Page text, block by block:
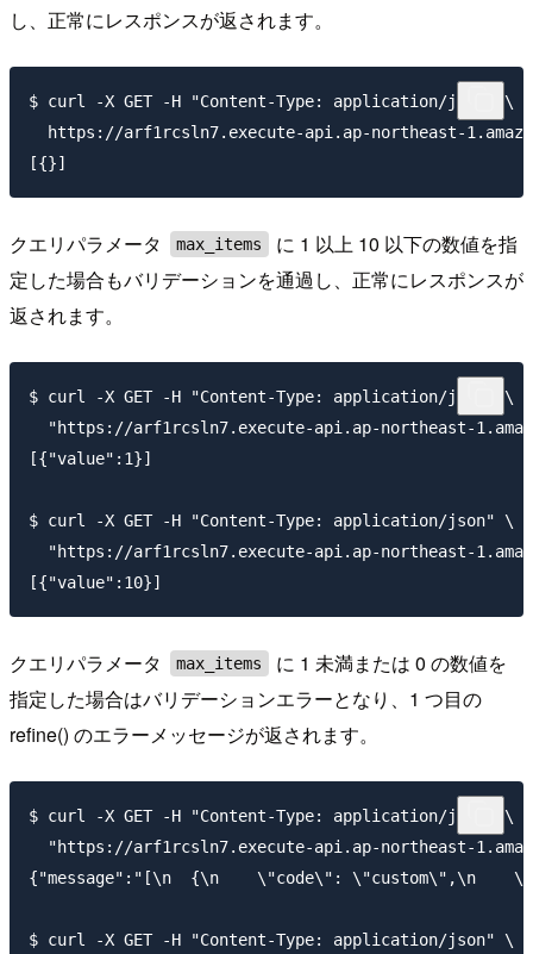
し、正常にレスポンスが返されます。
$ curl -X GET -H "Content-Type: application/json" \
https://arf1rcsln7.execute-api.ap-northeast-
クエリパラメータ max_items
に 1 以上 10 以下の数値を指
定した場合もバリデーションを通過し、正常にレスポンスが
返されます。
$ curl -X GET -H "Content-Type: application/json" \
"https://arf1rcsln7.execute-api.ap-northeast-
[{"value":1}]
$ curl -X GET -H "Content-Type: application/json" \
"https://arf1rcsln7.execute-api.ap-northeast-
クエリパラメータ max_items
に 1 未満または 0 の数値を
指定した場合はバリデーションエラーとなり、1 つ目の
refine() のエラーメッセージが返されます。
$ curl -X GET -H "Content-Type: application/json" \
"https://arf1rcsln7.execute-api.ap-northeast-
{"message":"[\n  {\n    \"code\": \"custom\",\n
$ curl -X GET -H "Content-Type: application/json" \